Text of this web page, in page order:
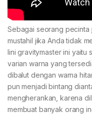
Sebagai seorang pecinta
mustahil jika Anda tidak
lini gravitymaster ini yaitu
varian warna yang
dibalut dengan warna
pun menjadi bintang
mengherankan, karena
membuat banyak orang